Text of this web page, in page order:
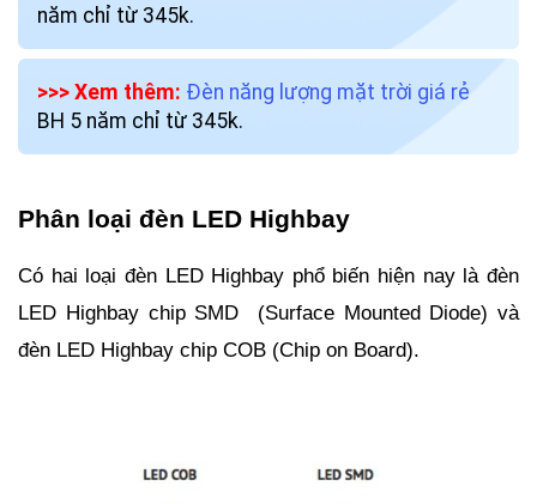
năm chỉ từ 345k.
>>> Xem thêm: Đèn năng lượng mặt trời giá rẻ
BH 5 năm chỉ từ 345k.
Phân loại đèn LED Highbay
Có hai loại đèn LED Highbay phổ biến hiện nay là đèn
LED Highbay chip SMD (Surface Mounted Diode) và
đèn LED Highbay chip COB (Chip on Board).